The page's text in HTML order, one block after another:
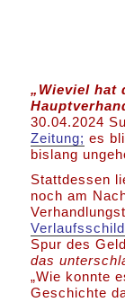
„Wieviel hat
30.04.2024
Zeitung; es
bislang
Stattdessen
noch am
Spur des
das
„Wie konnte
Geschichte